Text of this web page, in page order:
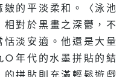
的平淡柔和。〈泳池
對於黑畫之深鬱，不
淡安適。他還是大量
○年代的水墨拼貼的結